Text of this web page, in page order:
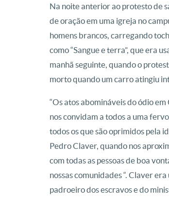
Na noite anterior ao protesto de
de oração em uma igreja no
homens brancos, carregando
como “Sangue e terra”, que era
manhã seguinte, quando o
morto quando um carro atingiu
“Os atos abomináveis do ódio
nos convidam a todos a uma
todos os que são oprimidos pela
Pedro Claver, quando nos
com todas as pessoas de boa
nossas comunidades “. Claver
padroeiro dos escravos e do